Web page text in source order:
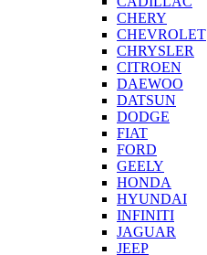
CHERY
CHEVROLET
CHRYSLER
CITROEN
DAEWOO
DATSUN
DODGE
FIAT
FORD
GEELY
HONDA
HYUNDAI
INFINITI
JAGUAR
JEEP